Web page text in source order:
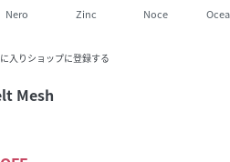
Nero Zinc Noce
入りショップに登録する
Mesh